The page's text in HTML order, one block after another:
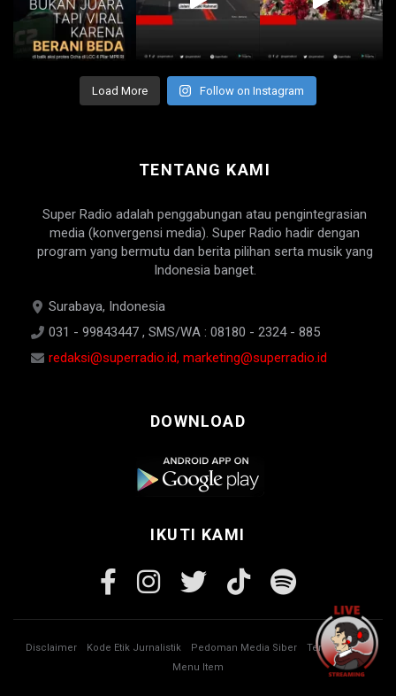
Load More Follow on Instagram
TENTANG KAMI
Super Radio adalah penggabungan atau pengintegrasian
media (konvergensi media). Super Radio hadir dengan
program yang bermutu dan berita pilihan serta musik yang
Indonesia banget.
Surabaya, Indonesia
031 - 99843447 , SMS/WA : 08180 - 2324 - 885
redaksi@superradio.id, marketing@superradio.id
DOWNLOAD
IKUTI KAMI
Disclaimer Kode Etik Jurnalistik Pedoman Media Siber
Tentang Kami
Menu Item